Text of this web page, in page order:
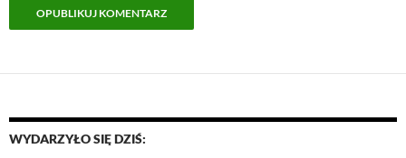
WYDARZYŁO SIĘ DZIŚ: